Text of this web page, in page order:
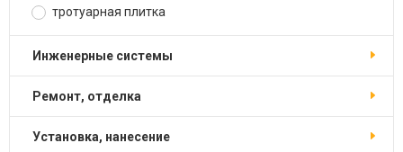
тротуарная плитка
инженерные системы
ремонт, отделка
установка, нанесение